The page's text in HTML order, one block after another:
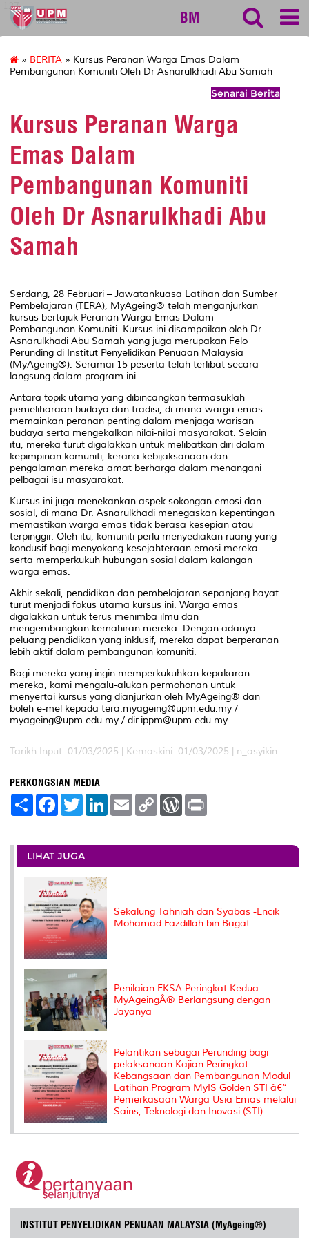
127
BM
» BERITA » Kursus Peranan Warga Emas Dalam
Pembangunan Komuniti Oleh Dr Asnarulkhadi Abu Samah
Senarai Berita
Kursus Peranan Warga
Emas Dalam
Pembangunan Komuniti
Oleh Dr Asnarulkhadi Abu
Samah
Serdang, 28 Februari – Jawatankuasa Latihan dan Sumber
Pembelajaran (TERA), MyAgeing® telah menganjurkan
kursus bertajuk Peranan Warga Emas Dalam
Pembangunan Komuniti. Kursus ini disampaikan oleh Dr.
Asnarulkhadi Abu Samah yang juga merupakan Felo
Perunding di Institut Penyelidikan Penuaan Malaysia
(MyAgeing®). Seramai 15 peserta telah terlibat secara
langsung dalam program ini.
Antara topik utama yang dibincangkan termasuklah
pemeliharaan budaya dan tradisi, di mana warga emas
memainkan peranan penting dalam menjaga warisan
budaya serta mengekalkan nilai-nilai masyarakat. Selain
itu, mereka turut digalakkan untuk melibatkan diri dalam
kepimpinan komuniti, kerana kebijaksanaan dan
pengalaman mereka amat berharga dalam menangani
pelbagai isu masyarakat.
Kursus ini juga menekankan aspek sokongan emosi dan
sosial, di mana Dr. Asnarulkhadi menegaskan kepentingan
memastikan warga emas tidak berasa kesepian atau
terpinggir. Oleh itu, komuniti perlu menyediakan ruang yang
kondusif bagi menyokong kesejahteraan emosi mereka
serta memperkukuh hubungan sosial dalam kalangan
warga emas.
Akhir sekali, pendidikan dan pembelajaran sepanjang hayat
turut menjadi fokus utama kursus ini. Warga emas
digalakkan untuk terus menimba ilmu dan
mengembangkan kemahiran mereka. Dengan adanya
peluang pendidikan yang inklusif, mereka dapat berperanan
lebih aktif dalam pembangunan komuniti.
Bagi mereka yang ingin memperkukuhkan kepakaran
mereka, kami mengalu-alukan permohonan untuk
menyertai kursus yang dianjurkan oleh MyAgeing® dan
boleh e-mel kepada tera.myageing@upm.edu.my /
myageing@upm.edu.my / dir.ippm@upm.edu.my.
Tarikh Input: 01/03/2025 | Kemaskini: 01/03/2025 | n_asyikin
PERKONGSIAN MEDIA
S
e
F
a
b
o
o
T
w
t
e
r
L
e
I
E
m
l
C
L
n
W
P
e
t
LIHAT JUGA
Sekalung Tahniah dan Syabas -Encik
Mohamad Fazdillah bin Bagat
Penilaian EKSA Peringkat Kedua
MyAgeingÂ® Berlangsung dengan
Jayanya
Pelantikan sebagai Perunding bagi
pelaksanaan Kajian Peringkat
Kebangsaan dan Pembangunan Modul
Latihan Program MyIS Golden STI â€“
Pemerkasaan Warga Usia Emas melalui
Sains, Teknologi dan Inovasi (STI).
INSTITUT PENYELIDIKAN PENUAAN MALAYSIA (MyAgeing®)